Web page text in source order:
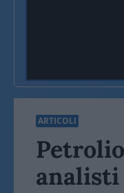
ARTICOLI
analisti